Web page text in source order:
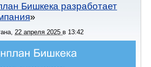
Бишкека разработает
, 22 апреля 2025 в 13:42